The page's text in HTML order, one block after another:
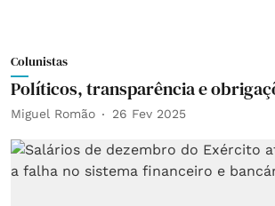
Colunistas
Políticos, transparência e
Miguel Romão 26 Fev 2025